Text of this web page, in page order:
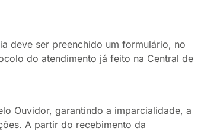
deve ser preenchido um formulário, no
do atendimento já feito na Central de
Ouvidor, garantindo a imparcialidade, a
A partir do recebimento da